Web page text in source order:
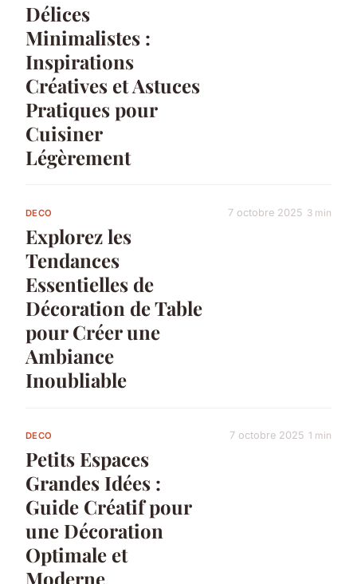
Délices
Minimalistes :
Inspirations
Créatives et Astuces
Pratiques pour
Cuisiner
Légèrement
DECO
Explorez les
Tendances
Essentielles de
Décoration de Table
pour Créer une
Ambiance
Inoubliable
7 octobre 2025 3 min
DECO
Petits Espaces
Grandes Idées :
Guide Créatif pour
une Décoration
Optimale et
Moderne
7 octobre 2025 1 min